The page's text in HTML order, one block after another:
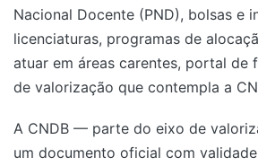
Nacional Docente (PND), bolsas e
licenciaturas, programas de
atuar em áreas carentes, portal de
de valorização que contempla a
A CNDB — parte do eixo de
um documento oficial com